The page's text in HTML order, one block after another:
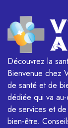
Découvrez la
Bienvenue chez
de santé et de
dédiée qui va
de services et
bien-être.